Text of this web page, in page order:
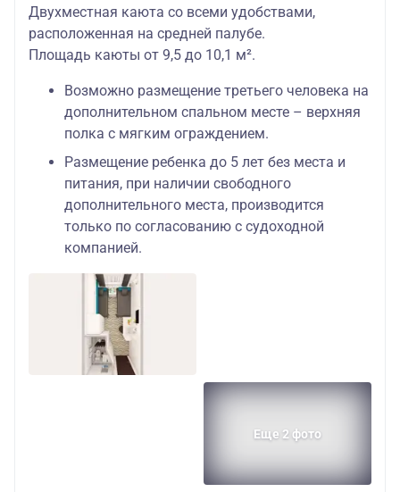
Двухместная каюта со всеми удобствами,
расположенная на средней палубе.
Площадь каюты от 9,5 до 10,1 м².
Возможно размещение третьего человека на
дополнительном спальном месте – верхняя
полка с мягким ограждением.
Размещение ребенка до 5 лет без места и
питания, при наличии свободного
дополнительного места, производится
только по согласованию с судоходной
компанией.
Еще 2 фото